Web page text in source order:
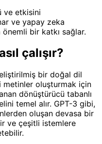
ve etkisini
ve yapay zeka
önemli bir katkı sağlar.
çalışır?
bir doğal dil
metinler oluşturmak için
dönüştürücü tabanlı
temel alır. GPT-3 gibi,
oluşan devasa bir
ve çeşitli istemlere